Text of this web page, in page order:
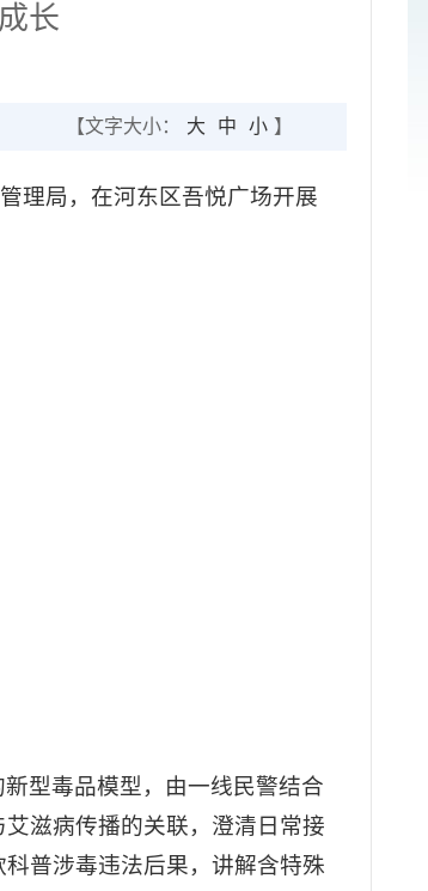
长
【文字大小： 大 中 小 】
理局，在河东区吾悦广场开展
型毒品模型，由一线民警结合
滋病传播的关联，澄清日常接
普涉毒违法后果，讲解含特殊